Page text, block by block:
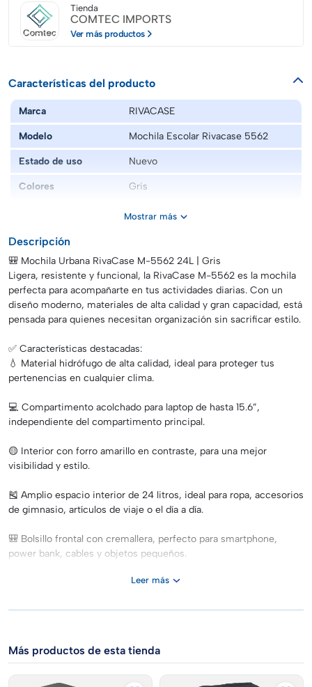
Tienda
COMTEC IMPORTS
Ver más productos
Características del producto
Marca RIVACASE
Modelo Mochila Escolar Rivacase 5562
Estado de uso Nuevo
Colores Gris
Ligera, resistente al agua y funcional
Edad
Mostrar más
Descripción
🎒 Mochila Urbana RivaCase M-5562 24L | Gris
Ligera, resistente y funcional, la RivaCase M-5562 es la mochila
perfecta para acompañarte en tus actividades diarias. Con un
diseño moderno, materiales de alta calidad y gran capacidad, está
pensada para quienes necesitan organización sin sacrificar estilo.
✅ Características destacadas:
💧 Material hidrófugo de alta calidad, ideal para proteger tus
pertenencias en cualquier clima.
💻 Compartimento acolchado para laptop de hasta 15.6”,
independiente del compartimento principal.
🟡 Interior con forro amarillo en contraste, para una mejor
visibilidad y estilo.
🎽 Amplio espacio interior de 24 litros, ideal para ropa, accesorios
de gimnasio, artículos de viaje o el día a día.
🎒 Bolsillo frontal con cremallera, perfecto para smartphone,
power bank, cables y objetos pequeños.
🧴 Dos bolsillos laterales, ideales para botellas de agua o paraguas.
🧷 Sistema de gestión de correas que evita el exceso de material
🧵 Correas acolchadas y suaves, diseñadas para brindar máxima
Leer más
Más productos de esta tienda